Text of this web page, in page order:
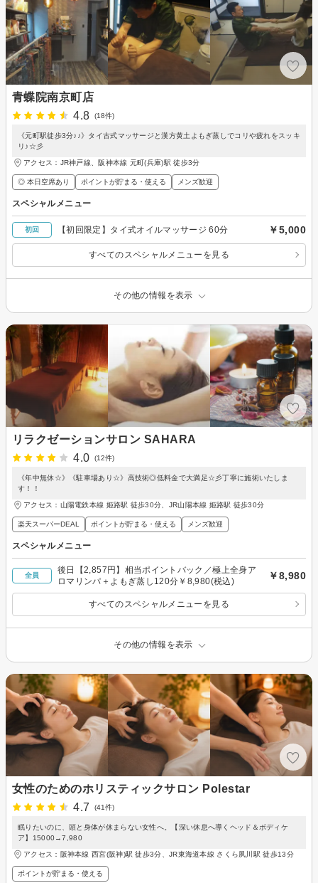
青蝶院南京町店
4.8
(18件)
《元町駅徒歩3分♪♪》タイ古式マッサージと漢方黄土よもぎ蒸しでコリや疲れをスッキ
リ♪☆彡
アクセス：JR神戸線、阪神本線 元町(兵庫)駅 徒歩3分
◎ 本日空席あり ポイントが貯まる・使える メンズ歓迎
スペシャルメニュー
初回 【初回限定】タイ式オイルマッサージ 60分 ￥5,000
すべてのスペシャルメニューを見る
その他の情報を表示
リラクゼーションサロン SAHARA
4.0
(12件)
《年中無休☆》《駐車場あり☆》高技術◎低料金で大満足☆彡丁寧に施術いたしま
す！！
アクセス：山陽電鉄本線 姫路駅 徒歩30分、JR山陽本線 姫路駅 徒歩30分
楽天スーパーDEAL ポイントが貯まる・使える メンズ歓迎
スペシャルメニュー
全員
後日【2,857円】相当ポイントバック／極上全身ア
ロマリンパ＋よもぎ蒸し120分￥8,980(税込)
￥8,980
すべてのスペシャルメニューを見る
その他の情報を表示
女性のためのホリスティックサロン Polestar
4.7
(41件)
眠りたいのに、頭と身体が休まらない女性へ。【深い休息へ導くヘッド＆ボディケ
ア】15000→7,980
アクセス：阪神本線 西宮(阪神)駅 徒歩3分、JR東海道本線 さくら夙川駅 徒歩13分
ポイントが貯まる・使える